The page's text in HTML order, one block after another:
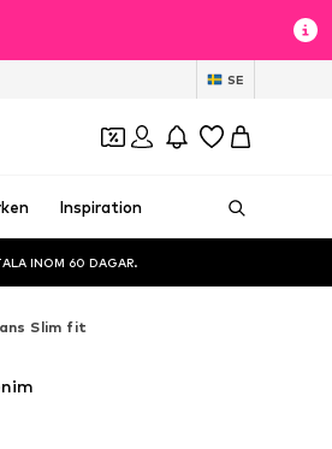
SE
Inspiration
INOM 60 DAGAR.
Slim fit